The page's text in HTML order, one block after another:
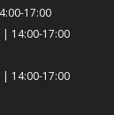
17:00
| 14:00-17:00
| 14:00-17:00